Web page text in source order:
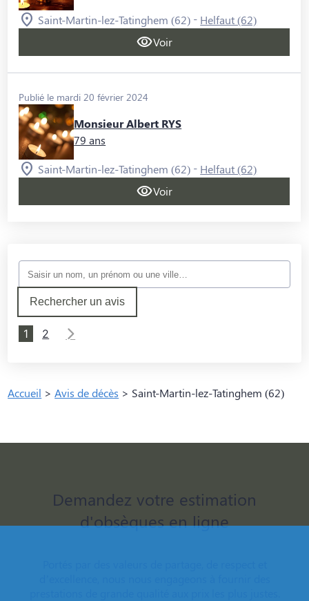
Saint-Martin-lez-Tatinghem (62) - Helfaut (62)
Voir
Publié le mardi 20 février 2024
Monsieur Albert RYS
79 ans
Saint-Martin-lez-Tatinghem (62) - Helfaut (62)
Voir
Rechercher un avis
1 2
Accueil >Avis de décès > Saint-Martin-lez-Tatinghem (62)
Demandez votre estimation
d'obsèques en ligne